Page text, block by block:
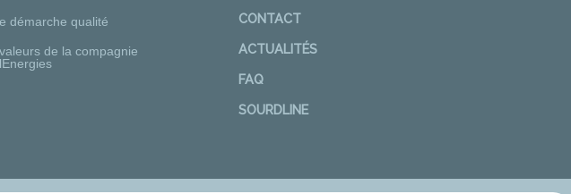
démarche qualité
de la compagnie
CONTACT
ACTUALITÉS
FAQ
SOURDLINE